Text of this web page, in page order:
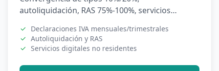
autoliquidación, RAS 75%-100%, servicios
Declaraciones IVA mensuales/trimestrales
Autoliquidación y RAS
Servicios digitales no residentes